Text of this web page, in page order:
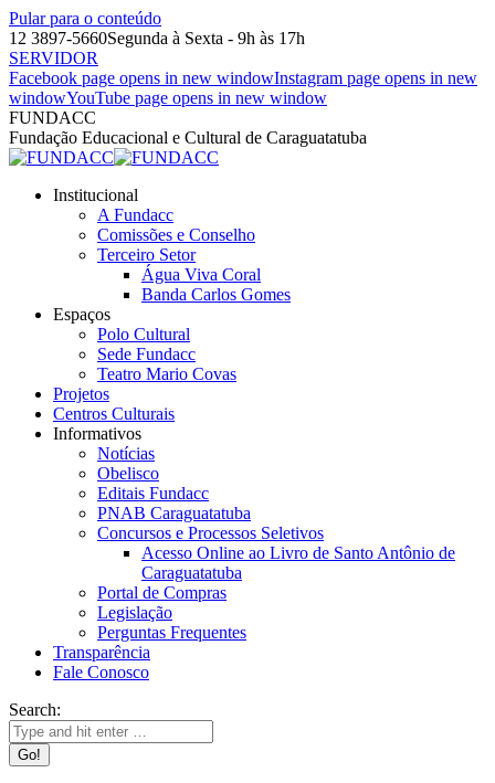
Pular para o conteúdo
12 3897-5660Segunda à Sexta - 9h às 17h
SERVIDOR
Facebook page opens in new windowInstagram page opens in new
windowYouTube page opens in new window
FUNDACC
Fundação Educacional e Cultural de Caraguatatuba
Institucional
A Fundacc
Comissões e Conselho
Terceiro Setor
Água Viva Coral
Banda Carlos Gomes
Espaços
Polo Cultural
Sede Fundacc
Teatro Mario Covas
Projetos
Centros Culturais
Informativos
Notícias
Obelisco
Editais Fundacc
PNAB Caraguatatuba
Concursos e Processos Seletivos
Acesso Online ao Livro de Santo Antônio de
Caraguatatuba
Portal de Compras
Legislação
Perguntas Frequentes
Transparência
Fale Conosco
Search: